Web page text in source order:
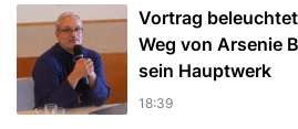
Vortrag
Weg von Arsenie
sein Hauptwerk
18:39